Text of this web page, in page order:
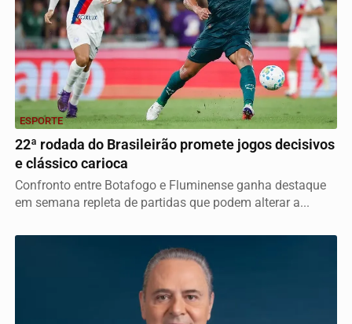
ESPORTE
22ª rodada do Brasileirão promete jogos decisivos
e clássico carioca
Confronto entre Botafogo e Fluminense ganha destaque
em semana repleta de partidas que podem alterar a...